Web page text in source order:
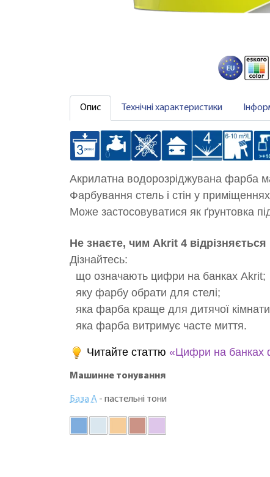
Опис Технічні характеристики
Акрилатна водорозріджувана фарба
Фарбування стель і стін у
Може застосовуватися як ґрунтовка
Не знаєте, чим Akrit 4 відрізняється
Дізнайтесь:
що означають цифри на банках Akrit;
яку фарбу обрати для стелі;
яка фарба краще для дитячої
яка фарба витримує часте миття.
Читайте статтю «Цифри на банках
Машинне тонування
База А - пастельні тони